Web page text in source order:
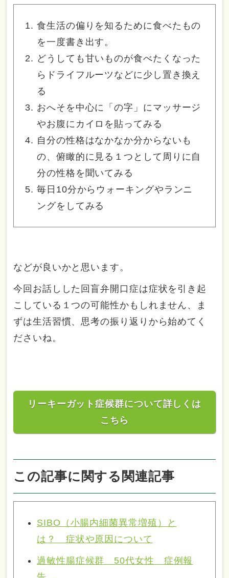
食生活の偏りを知るために食べたもの
を一度書き出す。
どうしても甘いものが食べたくなった
らドライフルーツなどに少し置き換え
る
おへそを中心に「の字」にマッサージ
やお腹にカイロを貼ってみる
自分の性格はなかなか分からないも
の、俯瞰的に見る１つとして周りに自
分の性格を聞いてみる
毎日10分からウォーキングやランニ
ングをしてみる
などが良いかと思います。
今回お話しした回盲弁開口症は症状を引き起
こしている１つの可能性かもしれません、ま
ずは生活習慣、思考の振り返りから始めてく
ださいね。
リーキーガット症候群について詳しくは
こちら
この記事に関する関連記事
SIBO（小腸内細菌異常増殖）と
は？ 症状や原因について
過敏性腸症候群 50代女性 症例報